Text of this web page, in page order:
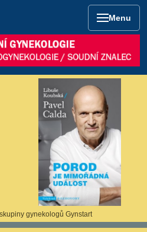
Menu
gynekologů Gynstart